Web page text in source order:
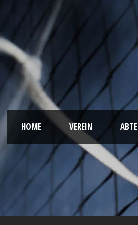
HOME VEREIN